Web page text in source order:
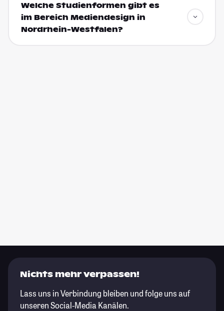
Welche Studienformen gibt es
im Bereich Mediendesign in
Nordrhein-Westfalen?
Nichts mehr verpassen!
Lass uns in Verbindung bleiben und folge uns auf
unseren Social-Media Kanälen.